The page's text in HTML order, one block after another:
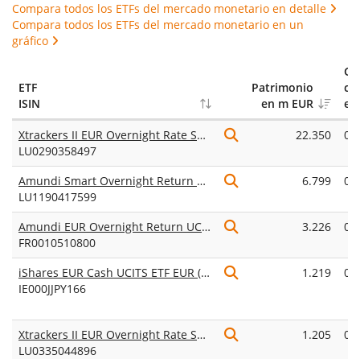
Compara todos los ETFs del mercado monetario en detalle
Compara todos los ETFs del mercado monetario en un
gráfico
ETF
ISIN
Patrimonio
en m EUR
en
Xtrackers II EUR Overnight Rate Swap UCITS ETF 1C
LU0290358497
22.350
Amundi Smart Overnight Return UCITS ETF Acc
LU1190417599
6.799
Amundi EUR Overnight Return UCITS ETF Acc
FR0010510800
3.226
iShares EUR Cash UCITS ETF EUR (Acc)
IE000JJPY166
1.219
Xtrackers II EUR Overnight Rate Swap UCITS ETF 1D
LU0335044896
1.205